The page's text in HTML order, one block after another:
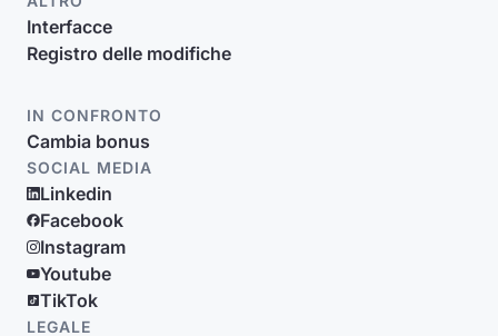
Interfacce
Registro delle modifiche
IN CONFRONTO
Cambia bonus
SOCIAL MEDIA
Linkedin
Facebook
Instagram
Youtube
TikTok
LEGALE